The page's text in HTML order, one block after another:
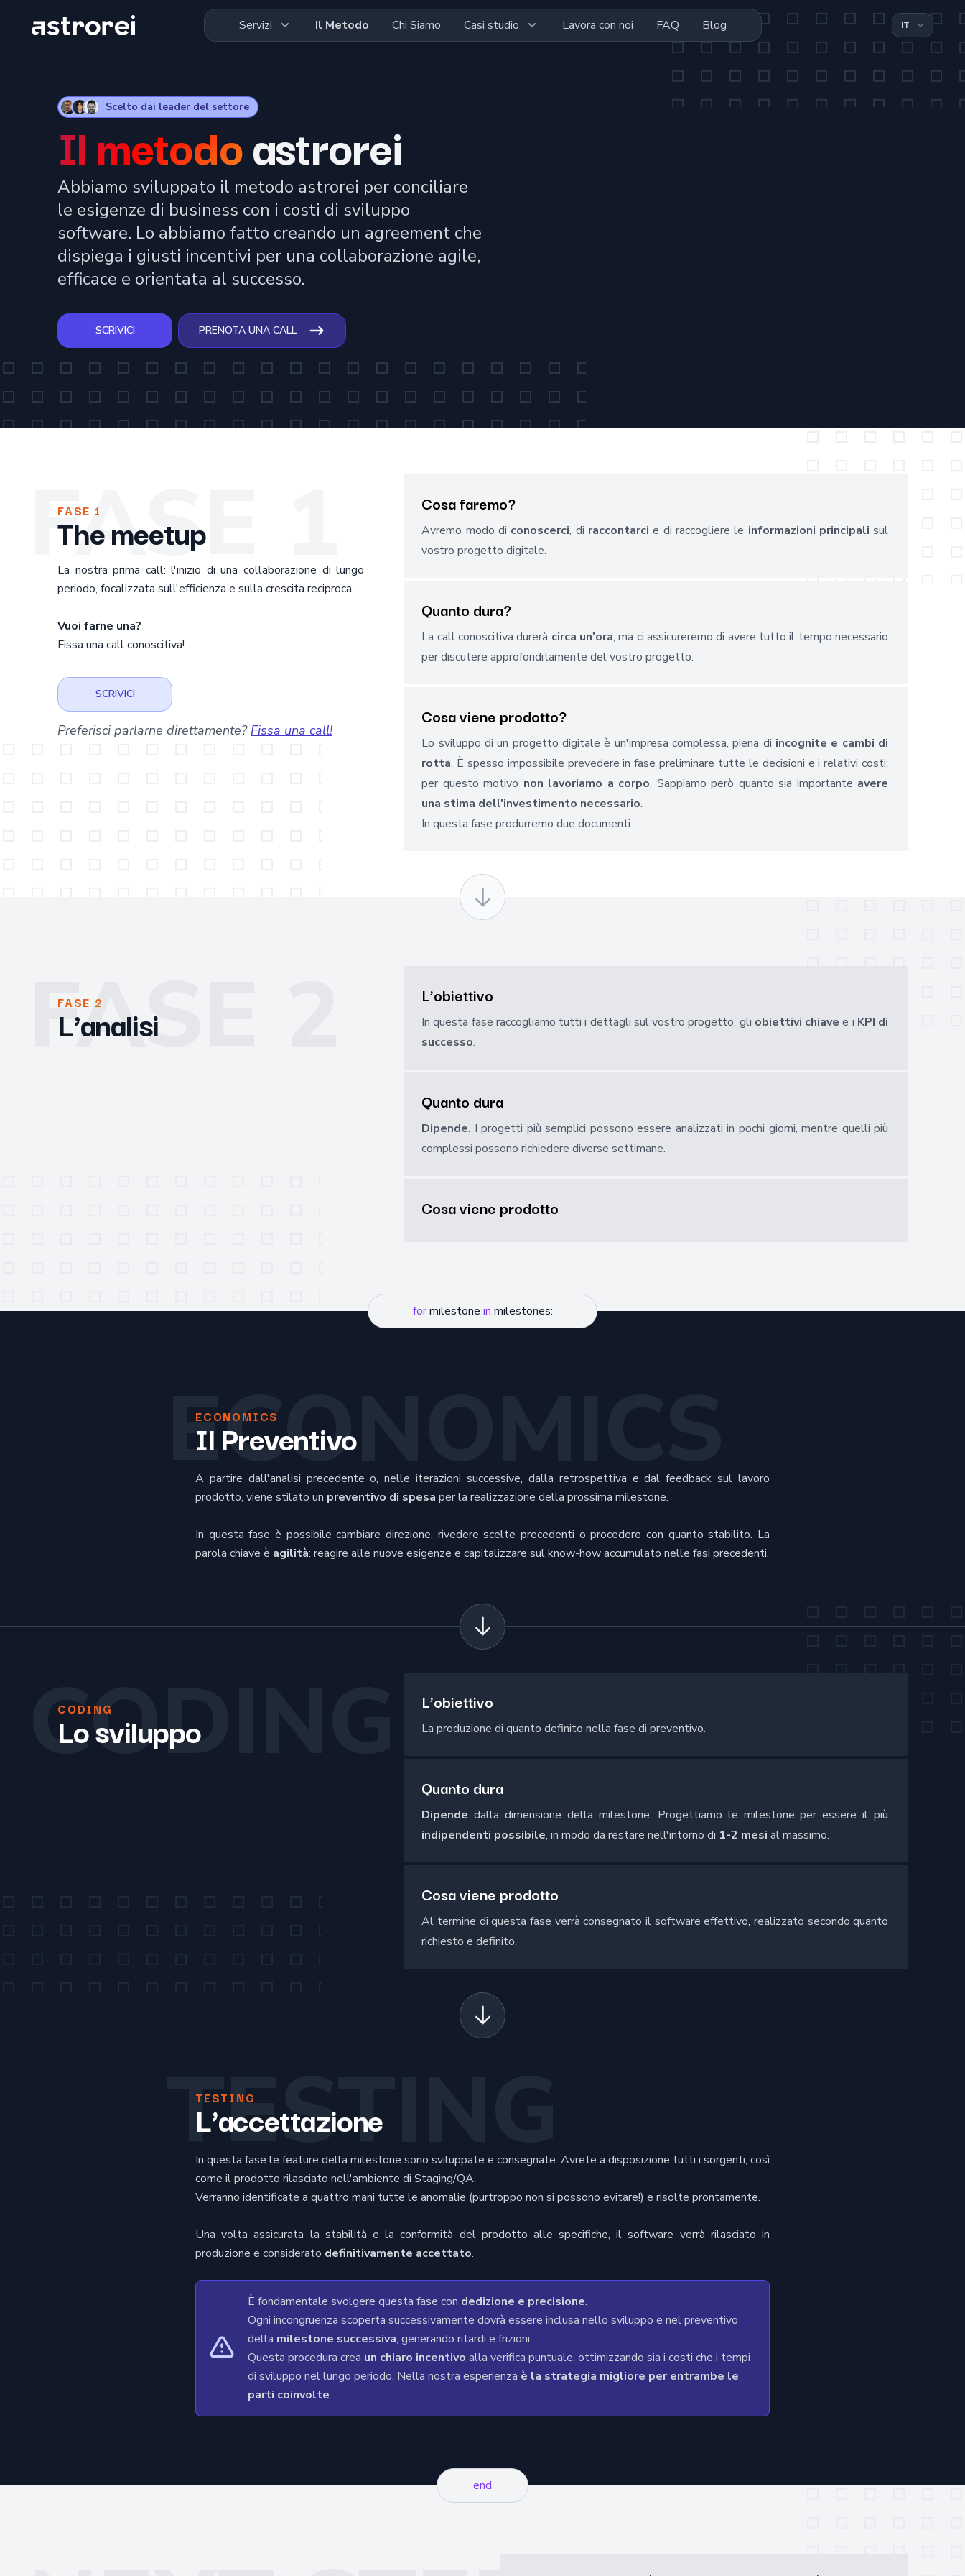
Astrorei Servizi Il Metodo Chi Siamo Casi studio Lavora con noi FAQ Blog
Scelto dai leader del settore
Il metodoastrorei
Abbiamo sviluppato il metodo astrorei per conciliare
le esigenze di business con i costi di sviluppo
software. Lo abbiamo fatto creando un agreement che
dispiega i giusti incentivi per una collaborazione agile,
efficace e orientata al successo.
SCRIVICI PRENOTA UNA CALL
FASE 1
FASE 1
The meetup
La nostra prima call: l'inizio di una collaborazione di lungo
periodo, focalizzata sull'efficienza e sulla crescita reciproca.
Vuoi farne una?
Fissa una call conoscitiva!
SCRIVICI
Preferisci parlarne direttamente? Fissa una call!
Cosa faremo?
Avremo modo di conoscerci, di raccontarci e di raccogliere le informazioni principali sul
vostro progetto digitale.
Quanto dura?
La call conoscitiva durerà circa un'ora, ma ci assicureremo di avere tutto il tempo necessario
per discutere approfonditamente del vostro progetto.
Cosa viene prodotto?
Lo sviluppo di un progetto digitale è un'impresa complessa, piena di incognite e cambi di
rotta. È spesso impossibile prevedere in fase preliminare tutte le decisioni e i relativi costi;
per questo motivo non lavoriamo a corpo. Sappiamo però quanto sia importante avere
una stima dell'investimento necessario.
In questa fase produrremo due documenti:
FASE 2
FASE 2
L’analisi
L’obiettivo
In questa fase raccogliamo tutti i dettagli sul vostro progetto, gli obiettivi chiave e i KPI di
successo.
Quanto dura
Dipende. I progetti più semplici possono essere analizzati in pochi giorni, mentre quelli più
complessi possono richiedere diverse settimane.
Cosa viene prodotto
formilestone in milestones:
ECONOMICS
ECONOMICS
Il Preventivo
A partire dall'analisi precedente o, nelle iterazioni successive, dalla retrospettiva e dal feedback sul lavoro
prodotto, viene stilato un preventivo di spesa per la realizzazione della prossima milestone.
In questa fase è possibile cambiare direzione, rivedere scelte precedenti o procedere con quanto stabilito. La
parola chiave è agilità: reagire alle nuove esigenze e capitalizzare sul know-how accumulato nelle fasi precedenti.
CODING
CODING
Lo sviluppo
L’obiettivo
La produzione di quanto definito nella fase di preventivo.
Quanto dura
Dipende dalla dimensione della milestone. Progettiamo le milestone per essere il più
indipendenti possibile, in modo da restare nell'intorno di 1-2 mesi al massimo.
Cosa viene prodotto
Al termine di questa fase verrà consegnato il software effettivo, realizzato secondo quanto
richiesto e definito.
TESTING
TESTING
L’accettazione
In questa fase le feature della milestone sono sviluppate e consegnate. Avrete a disposizione tutti i sorgenti, così
come il prodotto rilasciato nell'ambiente di Staging/QA.
Verranno identificate a quattro mani tutte le anomalie (purtroppo non si possono evitare!) e risolte prontamente.
Una volta assicurata la stabilità e la conformità del prodotto alle specifiche, il software verrà rilasciato in
produzione e considerato definitivamente accettato.
È fondamentale svolgere questa fase con dedizione e precisione.
Ogni incongruenza scoperta successivamente dovrà essere inclusa nello sviluppo e nel preventivo
della milestone successiva, generando ritardi e frizioni.
Questa procedura crea un chiaro incentivo alla verifica puntuale, ottimizzando sia i costi che i tempi
di sviluppo nel lungo periodo. Nella nostra esperienza è la strategia migliore per entrambe le
parti coinvolte.
end